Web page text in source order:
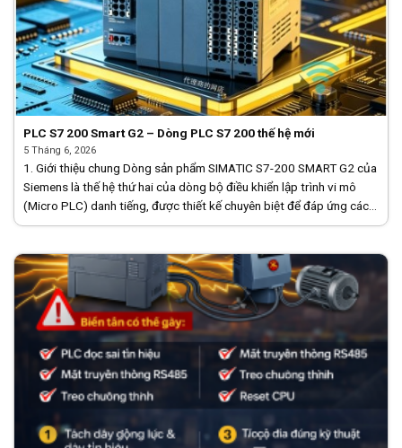
PLC S7 200 Smart G2 – Dòng PLC S7 200 thế hệ mới
5 Tháng 6, 2026
1. Giới thiệu chung Dòng sản phẩm SIMATIC S7-200 SMART G2 của
Siemens là thế hệ thứ hai của dòng bộ điều khiển lập trình vi mô
(Micro PLC) danh tiếng, được thiết kế chuyên biệt để đáp ứng các
[...]